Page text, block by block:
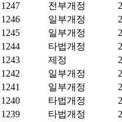
1247
전부개정
1246
일부개정
1245
일부개정
1244
타법개정
1243
제정
1242
일부개정
1241
일부개정
1240
타법개정
1239
타법개정